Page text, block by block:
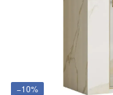
−10%